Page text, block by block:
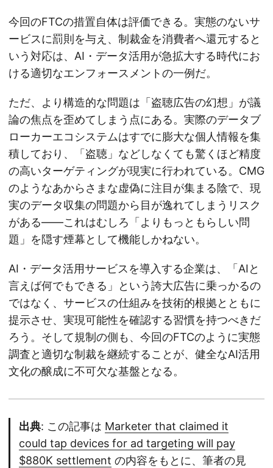
今回のFTCの措置自体は評価できる。実態のないサ
ービスに罰則を与え、制裁金を消費者へ還元すると
いう対応は、AI・データ活用が急拡大する時代にお
ける適切なエンフォースメントの一例だ。
ただ、より構造的な問題は「盗聴広告の幻想」が議
論の焦点を歪めてしまう点にある。実際のデータブ
ローカーエコシステムはすでに膨大な個人情報を集
積しており、「盗聴」などしなくても驚くほど精度
の高いターゲティングが現実に行われている。CMG
のようなあからさまな虚偽に注目が集まる陰で、現
実のデータ収集の問題から目が逸れてしまうリスク
がある——これはむしろ「よりもっともらしい問
題」を隠す煙幕として機能しかねない。
AI・データ活用サービスを導入する企業は、「AIと
言えば何でもできる」という誇大広告に乗っかるの
ではなく、サービスの仕組みを技術的根拠とともに
提示させ、実現可能性を確認する習慣を持つべきだ
ろう。そして規制の側も、今回のFTCのように実態
調査と適切な制裁を継続することが、健全なAI活用
文化の醸成に不可欠な基盤となる。
出典: この記事は Marketer that claimed it
could tap devices for ad targeting will pay
$880K settlement の内容をもとに、筆者の見